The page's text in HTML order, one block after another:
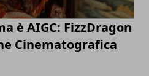
è AIGC: FizzDragon
Cinematografica